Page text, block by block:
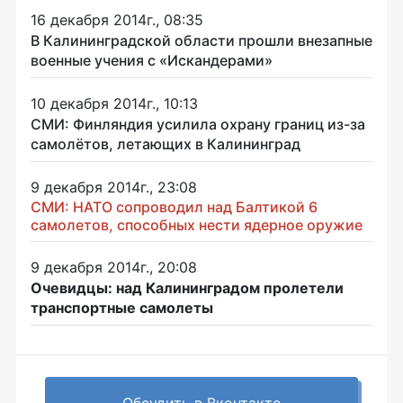
16 декабря 2014г., 08:35
В Калининградской области прошли внезапные
военные учения с «Искандерами»
10 декабря 2014г., 10:13
СМИ: Финляндия усилила охрану границ из-за
самолётов, летающих в Калининград
9 декабря 2014г., 23:08
СМИ: НАТО сопроводил над Балтикой 6
самолетов, способных нести ядерное оружие
9 декабря 2014г., 20:08
Очевидцы: над Калининградом пролетели
транспортные самолеты